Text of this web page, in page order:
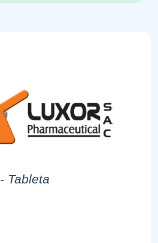
- Tableta